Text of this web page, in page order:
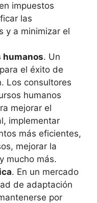
impuestos
las
y a minimizar el
humanos. Un
el éxito de
Los consultores
humanos
mejorar el
implementar
más eficientes,
mejorar la
mucho más.
. En un mercado
de adaptación
por